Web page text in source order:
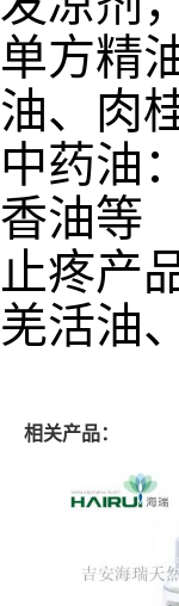
单方精
油、肉
中药油
香油等
止疼产
羌活油
相关产品：